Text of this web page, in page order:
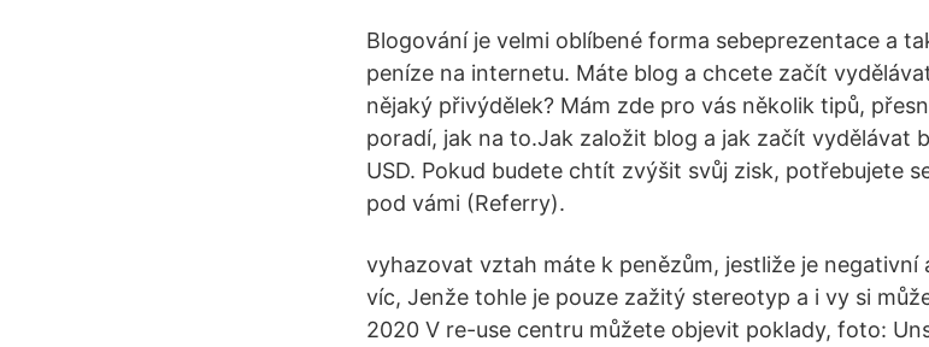
Blogování je velmi oblíbené forma sebeprezentace a
peníze na internetu. Máte blog a chcete začít
nějaký přivýdělek? Mám zde pro vás několik tipů,
poradí, jak na to.Jak založit blog a jak začít vydělávat
USD. Pokud budete chtít zvýšit svůj zisk, potřebujete
pod vámi (Referry).
vyhazovat vztah máte k penězům, jestliže je
víc, Jenže tohle je pouze zažitý stereotyp a i vy si
2020 V re-use centru můžete objevit poklady, foto: